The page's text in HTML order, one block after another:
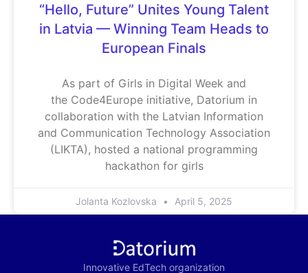
“Hello, Future” Unites Young Talent
in Latvia — Winning Team Heads to
European Finals
As part of Girls in Digital Week and
the Code4Europe initiative, Datorium in
collaboration with the Latvian Information
and Communication Technology Association
(LIKTA), hosted a national programming
hackathon for girls
Jolanta Kozlovska April 5, 2025
Innovative EdTech organization